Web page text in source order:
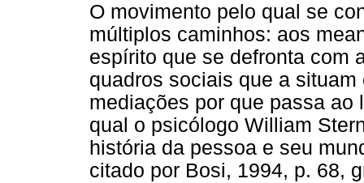
O movimento pelo qual se
múltiplos caminhos: aos
espírito que se defronta com
quadros sociais que a
mediações por que passa
qual o psicólogo William
história da pessoa e seu
citado por Bosi, 1994, p. 68,